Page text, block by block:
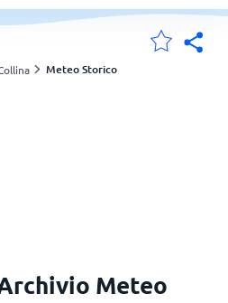
Meteo Storico
Meteo